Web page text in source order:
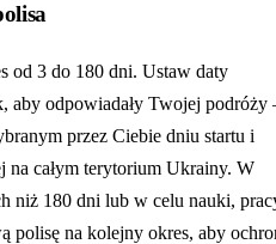
od 3 do 180 dni. Ustaw daty
aby odpowiadały Twojej
przez Ciebie dniu startu i
całym terytorium Ukrainy. W
niż 180 dni lub w celu nauki,
polisę na kolejny okres, aby